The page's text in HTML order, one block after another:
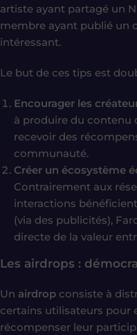
artiste ayant partagé un
membre ayant publié un
intéressant.
Le but de ces tips est
Encourager les
à produire du contenu
recevoir des
communauté.
Créer un écosystème
Contrairement aux
interactions
(via des publicités),
directe de la valeur
Les airdrops :
Un airdrop consiste à
certains utilisateurs pour
récompenser leur